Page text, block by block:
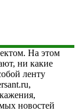
На этом
ни какие
ленту
новостей